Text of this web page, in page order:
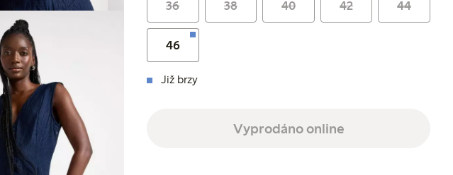
36 38 40 42 44
46
Již brzy
Vyprodáno online